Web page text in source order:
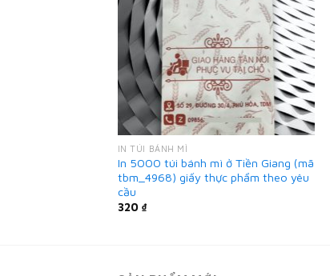
IN TÚI BÁNH MÌ
In 5000 túi bánh mì ở Tiền Giang (mã
tbm_4968) giấy thực phẩm theo yêu
cầu
320 ₫